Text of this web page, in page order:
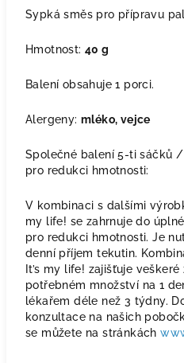
Sypká směs pro přípravu
Hmotnost: 40 g
Balení obsahuje 1 porci.
Alergeny: mléko, vejce
Společné balení 5-ti sáčků
pro redukci hmotnosti:
V kombinaci s dalšími
my life! se zahrnuje do
pro redukci hmotnosti. Je
denní příjem tekutin.
It’s my life! zajišťuje
potřebném množství na 1
lékařem déle než 3 týdny.
konzultace na našich
se můžete na stránkách